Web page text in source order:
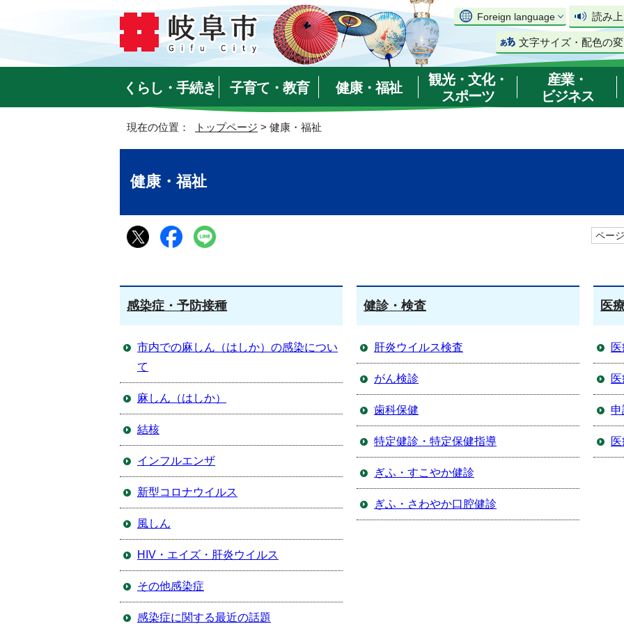
Foreign language 読み
文字サイズ・配色の
くらし・手続き 子育て・教育 健康・福祉
観光・文化・
スポーツ
産業・
ビジネス
現在の位置： トップページ > 健康・福祉
健康・福祉
ペー
感染症・予防接種
市内での麻しん（はしか）の感染につい
て
麻しん（はしか）
結核
インフルエンザ
新型コロナウイルス
風しん
HIV・エイズ・肝炎ウイルス
その他感染症
感染症に関する最近の話題
健診・検査
肝炎ウイルス検査
がん検診
歯科保健
特定健診・特定保健指導
ぎふ・すこやか健診
ぎふ・さわやか口腔健診
医